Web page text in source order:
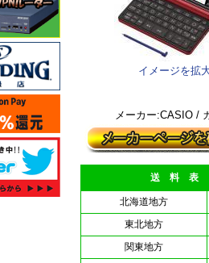
イメージを拡
メーカー:CASIO /
送 料 表
北海道地方
東北地方
関東地方